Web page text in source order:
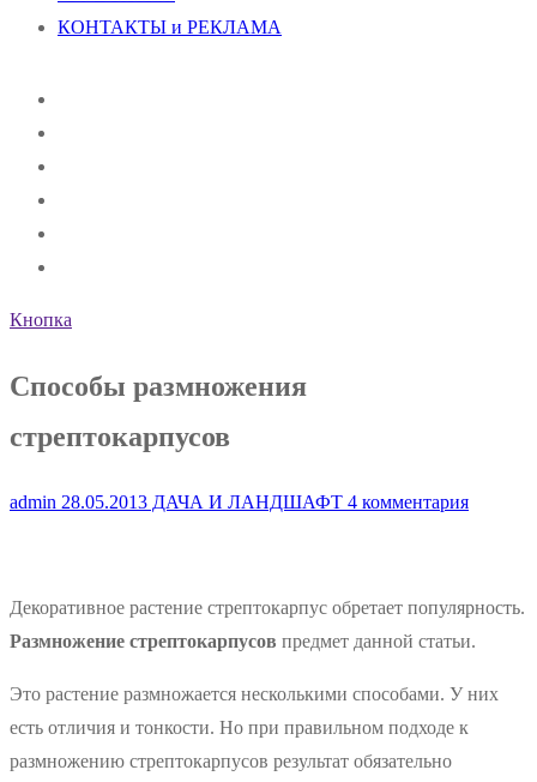
КОНТАКТЫ и РЕКЛАМА
Кнопка
Способы размножения
стрептокарпусов
admin 28.05.2013 ДАЧА И ЛАНДШАФТ 4 комментария
Декоративное растение стрептокарпус обретает популярность.
Размножение стрептокарпусов предмет данной статьи.
Это растение размножается несколькими способами. У них
есть отличия и тонкости. Но при правильном подходе к
размножению стрептокарпусов результат обязательно